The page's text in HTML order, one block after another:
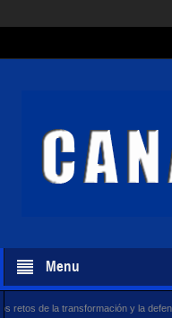
Menu
y la defensa de la soberanía